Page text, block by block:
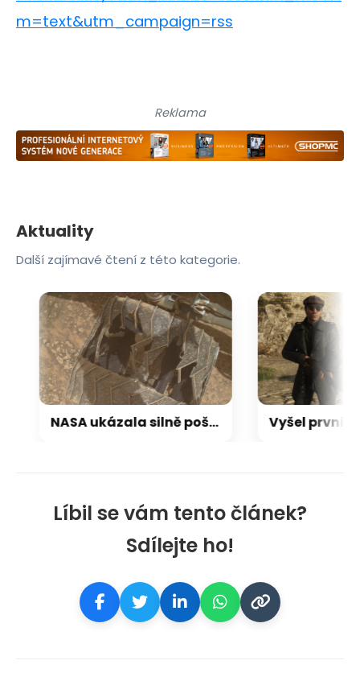
m=text&utm_campaign=rss
Líbil se vám tento článek?
Sdílejte ho!
Reklama
Aktuality
Další zajímavé čtení z této kategorie.
NASA ukázala silně poškozená kola roveru Curiosity. Přesto po 13 letech dál neúnavně zkoumá Mars